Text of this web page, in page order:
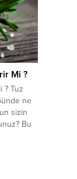
Mi ?
? Tuz
ne
sizin
Bu
başta